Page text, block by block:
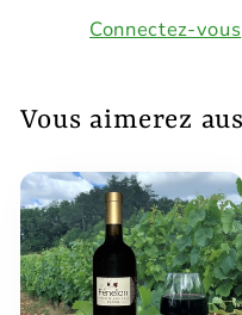
Connectez-vous
Vous aimerez